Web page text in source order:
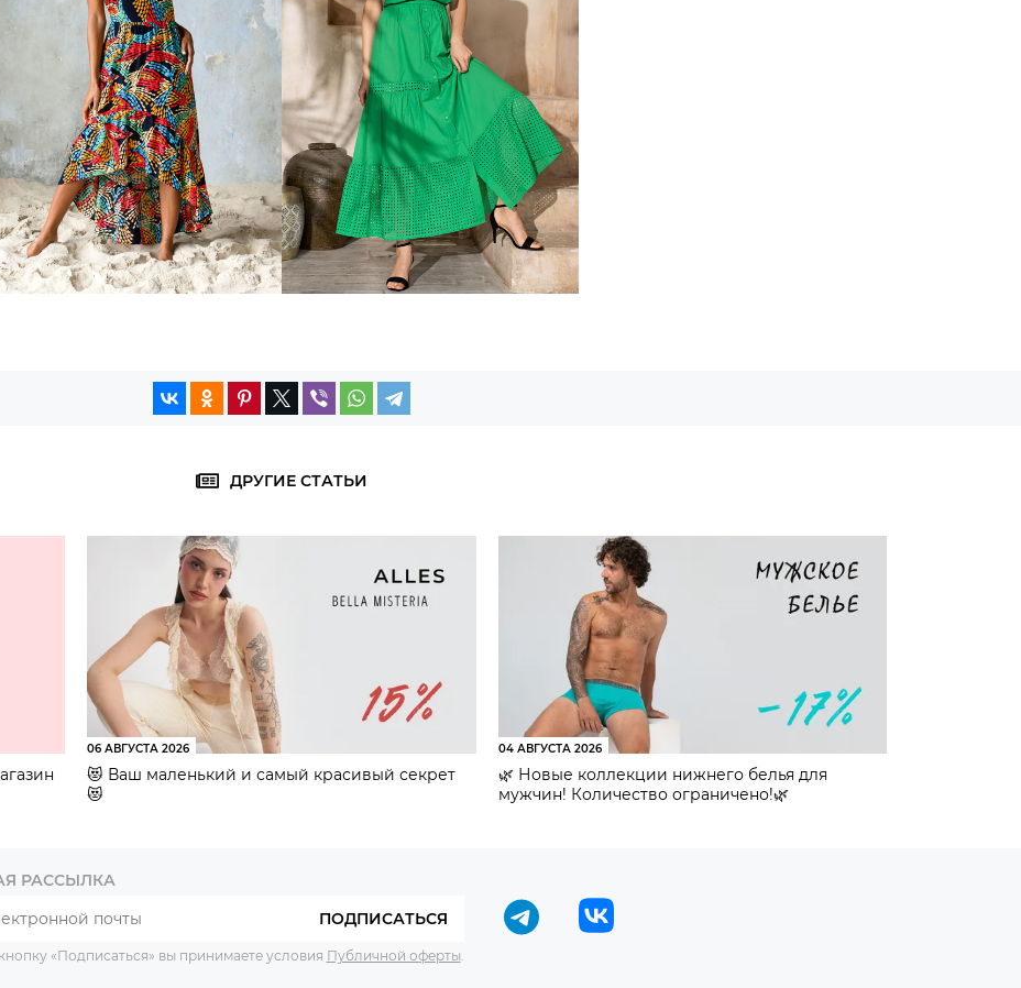
ДРУГИЕ СТАТЬИ
06 АВГУСТА 2026
😻 Ваш маленький и самый красивый секрет
😻
04 АВГУСТА 2026
🌿 Новые коллекции нижнего белья для
мужчин! Количество ограничено!🌿
РАССЫЛКА
ПОДПИСАТЬСЯ
«Подписаться» вы принимаете условия Публичной оферты